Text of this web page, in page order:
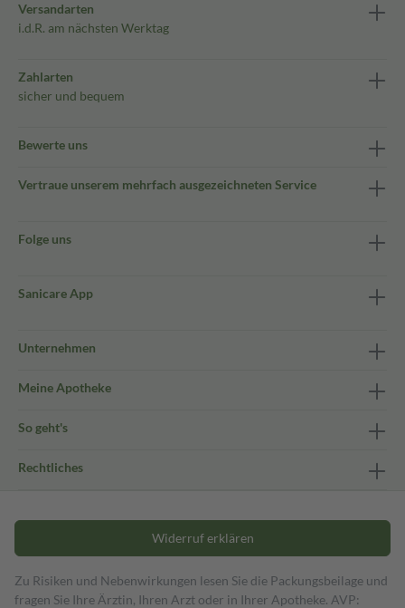
Versandarten
i.d.R. am nächsten Werktag
Zahlarten
sicher und bequem
Bewerte uns
Vertraue unserem mehrfach ausgezeichneten Service
Folge uns
Sanicare App
Unternehmen
Meine Apotheke
So geht's
Rechtliches
Widerruf erklären
Zu Risiken und Nebenwirkungen lesen Sie die Packungsbeilage und
fragen Sie Ihre Ärztin, Ihren Arzt oder in Ihrer Apotheke. AVP: